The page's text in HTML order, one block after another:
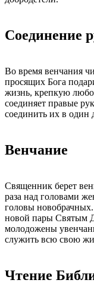
Соединение
Во время венчания
просящих Бога
жизнь, крепкую
соединяет правые
соединить их в один
Венчание
Священник берет
раза над головами
головы
новой пары Святым
молодожены
служить всю свою
Чтение